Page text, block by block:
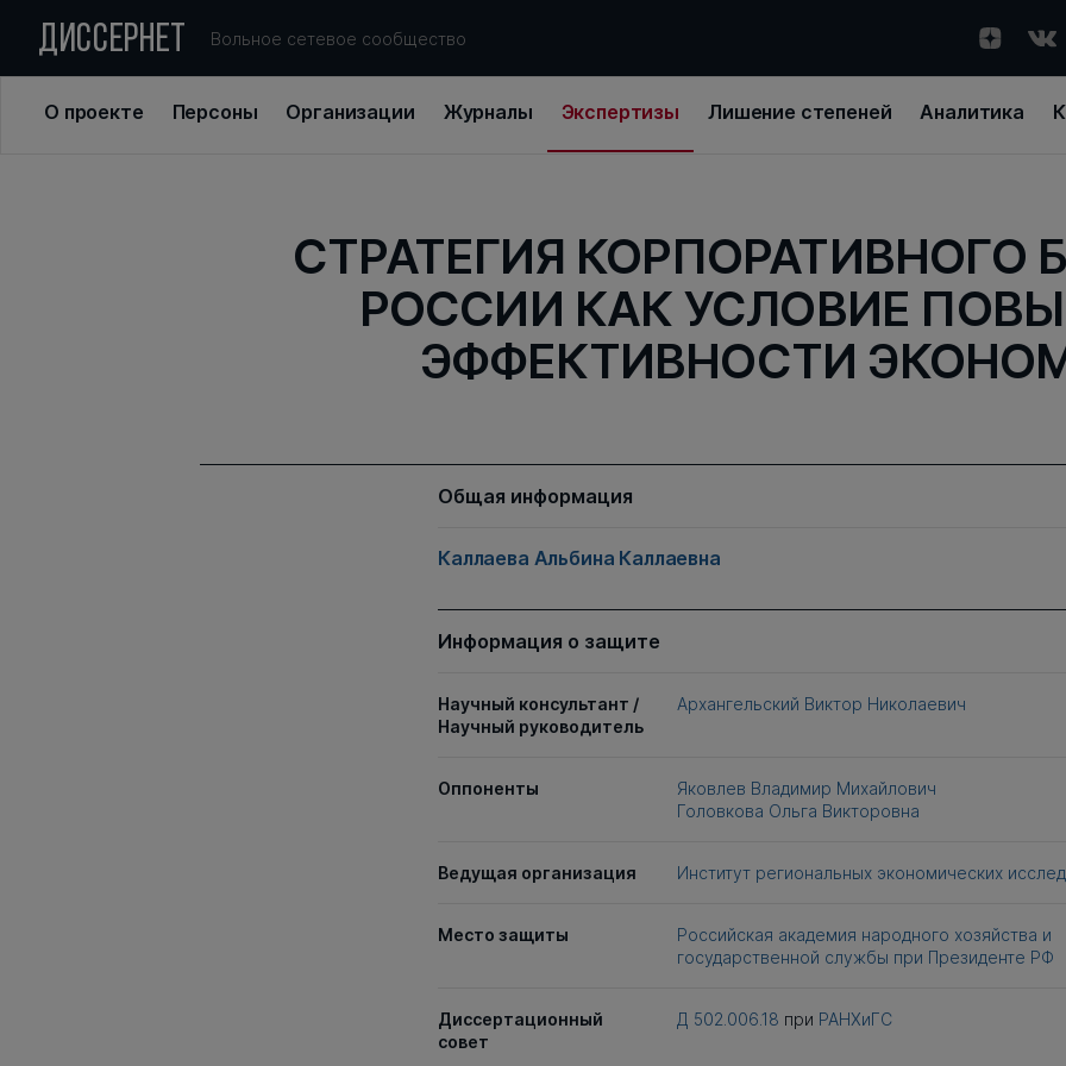
ДИССЕРНЕТ Вольное сетевое сообщество
О проекте Персоны Организации Журналы Экспертизы Лишение степеней Аналитика
СТРАТЕГИЯ КОРПОРАТИВНОГО
РОССИИ КАК УСЛОВИЕ
ЭФФЕКТИВНОСТИ
Общая информация
Каллаева Альбина Каллаевна
Информация о защите
Научный консультант /
Научный руководитель
Архангельский Виктор Николаевич
Оппоненты
Яковлев Владимир Михайлович
Головкова Ольга Викторовна
Ведущая организация Институт региональных экономических
Место защиты
Российская академия народного хозяйства и
государственной службы при Президенте РФ
Диссертационный
совет
Д 502.006.18 при РАНХиГС